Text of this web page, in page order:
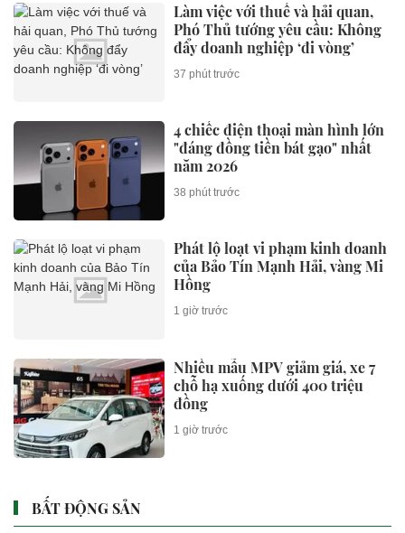
Làm việc với thuế và hải quan,
Phó Thủ tướng yêu cầu: Không
đẩy doanh nghiệp ‘đi vòng’
37 phút trước
4 chiếc điện thoại màn hình lớn
"đáng đồng tiền bát gạo" nhất
năm 2026
38 phút trước
Phát lộ loạt vi phạm kinh doanh
của Bảo Tín Mạnh Hải, vàng Mi
Hồng
1 giờ trước
Nhiều mẫu MPV giảm giá, xe 7
chỗ hạ xuống dưới 400 triệu
đồng
1 giờ trước
BẤT ĐỘNG SẢN